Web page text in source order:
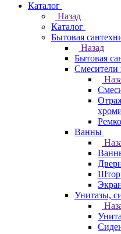
Каталог
Назад
Каталог
Бытовая
Назад
Бытовая
Ванны
Унитазы,